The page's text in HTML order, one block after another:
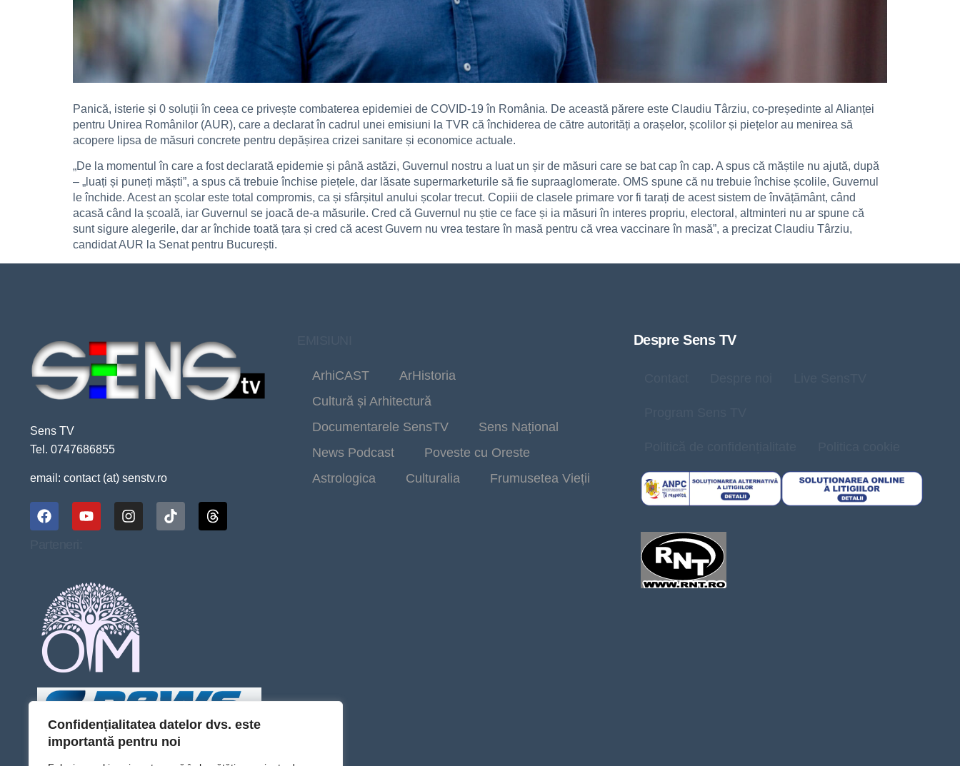
Confidențialitatea datelor dvs. este
importantă pentru noi
Panică, isterie și 0 soluții în ceea ce privește combaterea epidemiei de COVID-19 în România. De această părere este Claudiu Târziu, co-președinte al Alianței
pentru Unirea Românilor (AUR), care a declarat în cadrul unei emisiuni la TVR că închiderea de către autorități a orașelor, școlilor și piețelor au menirea să
acopere lipsa de măsuri concrete pentru depășirea crizei sanitare și economice actuale.
„De la momentul în care a fost declarată epidemie și până astăzi, Guvernul nostru a luat un șir de măsuri care se bat cap în cap. A spus că măștile nu ajută, după
– „luați și puneți măști”, a spus că trebuie închise piețele, dar lăsate supermarketurile să fie supraaglomerate. OMS spune că nu trebuie închise școlile, Guvernul
le închide. Acest an școlar este total compromis, ca și sfârșitul anului școlar trecut. Copiii de clasele primare vor fi tarați de acest sistem de învățământ, când
acasă când la școală, iar Guvernul se joacă de-a măsurile. Cred că Guvernul nu știe ce face și ia măsuri în interes propriu, electoral, altminteri nu ar spune că
sunt sigure alegerile, dar ar închide toată țara și cred că acest Guvern nu vrea testare în masă pentru că vrea vaccinare în masă”, a precizat Claudiu Târziu,
candidat AUR la Senat pentru București.
Sens TV
Tel. 0747686855
email: contact (at) senstv.ro
ArhiCAST
ArHistoria
Cultură și Arhitectură
Documentarele SensTV
Sens Național
News Podcast
Poveste cu Oreste
Astrologica
Culturalia Frumusetea Vieții
Despre Sens TV